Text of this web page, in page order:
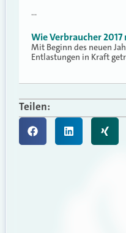
…
Wie Verbraucher
Mit Beginn des neuen
Entlastungen in Kraft
Teilen: